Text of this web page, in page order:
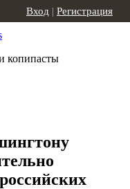
копипасты
Вход | Регистрация